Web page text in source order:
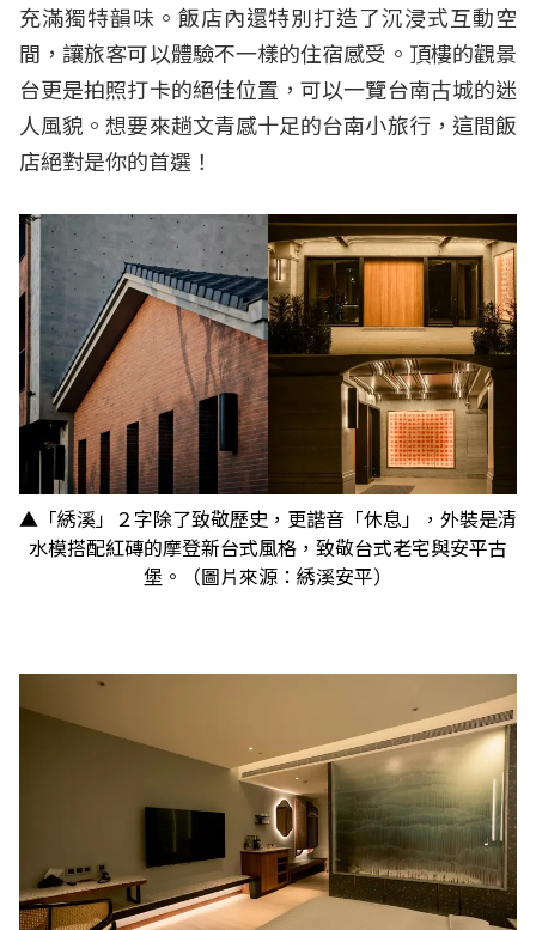
充滿獨特韻味。飯店內還特別打造了沉浸式互動空
間，讓旅客可以體驗不一樣的住宿感受。頂樓的觀景
台更是拍照打卡的絕佳位置，可以一覽台南古城的迷
人風貌。想要來趟文青感十足的台南小旅行，這間飯
店絕對是你的首選！
▲「綉溪」２字除了致敬歷史，更諧音「休息」，外裝是清
水模搭配紅磚的摩登新台式風格，致敬台式老宅與安平古
堡。（圖片來源：綉溪安平）